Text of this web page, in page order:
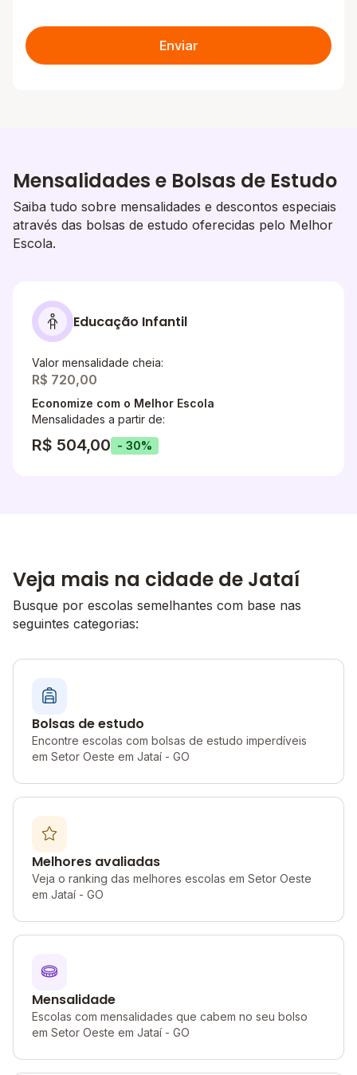
Enviar
Mensalidades e Bolsas de Estudo
Saiba tudo sobre mensalidades e descontos especiais
através das bolsas de estudo oferecidas pelo Melhor
Escola.
Educação Infantil
Valor mensalidade cheia:
R$ 720,00
Economize com o Melhor Escola
Mensalidades a partir de:
R$ 504,00 - 30%
Veja mais na cidade de Jataí
Busque por escolas semelhantes com base nas
seguintes categorias:
Bolsas de estudo
Encontre escolas com bolsas de estudo imperdíveis
em Setor Oeste em Jataí - GO
Melhores avaliadas
Veja o ranking das melhores escolas em Setor Oeste
em Jataí - GO
Mensalidade
Escolas com mensalidades que cabem no seu bolso
em Setor Oeste em Jataí - GO